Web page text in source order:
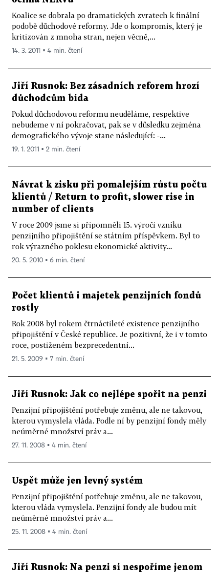
Koalice se dobrala po dramatických zvratech k finální
podobě důchodové reformy. Jde o kompromis, který je
kritizován z mnoha stran, nejen věcně,...
14. 3. 2011 ▪ 4 min. čtení
Jiří Rusnok: Bez zásadních reforem hrozí
důchodcům bída
Pokud důchodovou reformu neuděláme, respektive
nebudeme v ní pokračovat, pak se v důsledku zejména
demografického vývoje stane následující: -...
19. 1. 2011 ▪ 2 min. čtení
Návrat k zisku při pomalejším růstu počtu
klientů / Return to profit, slower rise in
number of clients
V roce 2009 jsme si připomněli 15. výročí vzniku
penzijního připojištění se státním příspěvkem. Byl to
rok výrazného poklesu ekonomické aktivity...
20. 5. 2010 ▪ 6 min. čtení
Počet klientů i majetek penzijních fondů
rostly
Rok 2008 byl rokem čtrnáctileté existence penzijního
připojištění v České republice. Je pozitivní, že i v tomto
roce, postiženém bezprecedentní...
21. 5. 2009 ▪ 7 min. čtení
Jiří Rusnok: Jak co nejlépe spořit na penzi
Penzijní připojištění potřebuje změnu, ale ne takovou,
kterou vymyslela vláda. Podle ní by penzijní fondy měly
neúměrné množství práv a...
27. 11. 2008 ▪ 4 min. čtení
Uspět může jen levný systém
Penzijní připojištění potřebuje změnu, ale ne takovou,
kterou vláda vymyslela. Penzijní fondy ale budou mít
neúměrné množství práv a...
25. 11. 2008 ▪ 4 min. čtení
Jiří Rusnok: Na penzi si nespoříme jenom